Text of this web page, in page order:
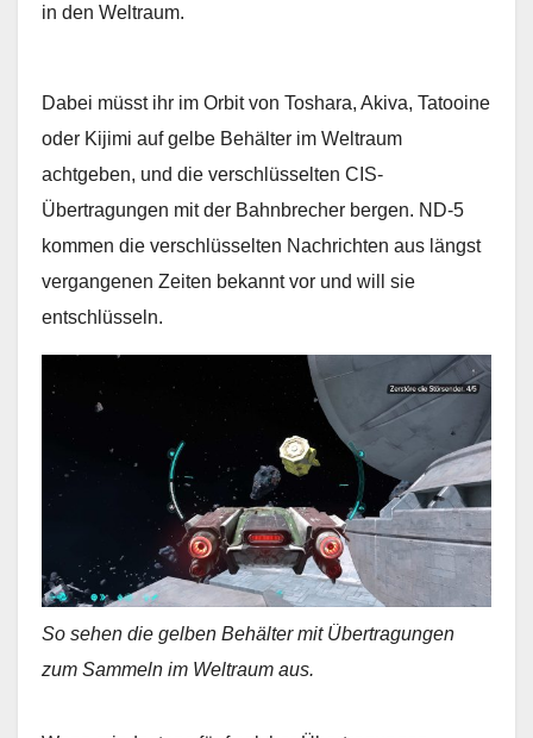
in den Weltraum.
Dabei müsst ihr im Orbit von Toshara, Akiva, Tatooine
oder Kijimi auf gelbe Behälter im Weltraum
achtgeben, und die verschlüsselten CIS-
Übertragungen mit der Bahnbrecher bergen. ND-5
kommen die verschlüsselten Nachrichten aus längst
vergangenen Zeiten bekannt vor und will sie
entschlüsseln.
So sehen die gelben Behälter mit Übertragungen
zum Sammeln im Weltraum aus.